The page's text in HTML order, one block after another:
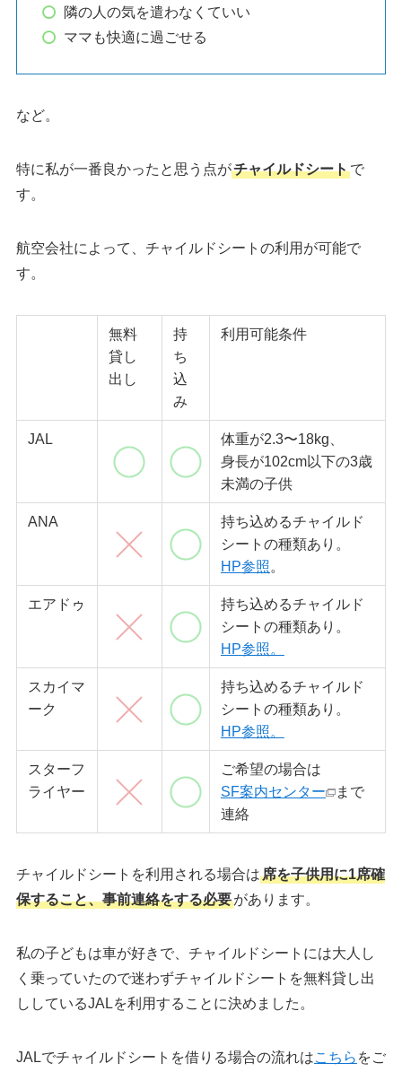
隣の人の気を遣わなくていい
ママも快適に過ごせる
など。
特に私が一番良かったと思う点がチャイルドシートで
す。
航空会社によって、チャイルドシートの利用が可能で
す。
無料
貸し
出し
持
ち
込
み
利用可能条件
JAL
体重が2.3〜18kg、
身長が102cm以下の3歳
未満の子供
ANA
持ち込めるチャイルド
シートの種類あり。
HP参照。
エアドゥ
持ち込めるチャイルド
シートの種類あり。
HP参照。
スカイマ
ーク
持ち込めるチャイルド
シートの種類あり。
HP参照。
スターフ
ライヤー
ご希望の場合は
SF案内センター
まで
連絡
チャイルドシートを利用される場合は席を子供用に1席確
保すること、事前連絡をする必要があります。
私の子どもは車が好きで、チャイルドシートには大人し
く乗っていたので迷わずチャイルドシートを無料貸し出
ししているJALを利用することに決めました。
JALでチャイルドシートを借りる場合の流れはこちら をご